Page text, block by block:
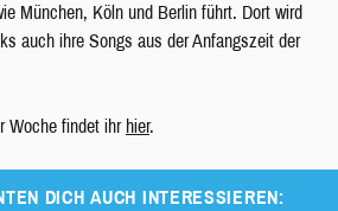
München, Köln und Berlin führt. Dort wird
auch ihre Songs aus der Anfangszeit der
Woche findet ihr hier.
DICH AUCH INTERESSIEREN: